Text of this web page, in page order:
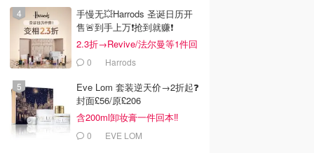
手慢无💥Harrods 圣诞日历开
售🚨到手上万❗️抢到就赚❗️
2.3折→Revive/法尔曼等1件回
本！0 Harrods
Eve Lom 套装逆天价→2折起❓
封面£56/原£206
含200ml卸妆膏一件回本‼️
0 EVE LOM